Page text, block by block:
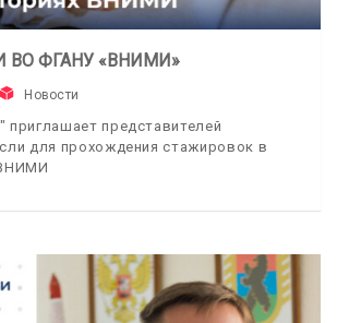
ВО ФГАНУ «ВНИМИ»
Новости
представителей
для прохождения стажировок в